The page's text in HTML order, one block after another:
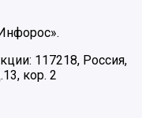
117218, Россия,
кор. 2